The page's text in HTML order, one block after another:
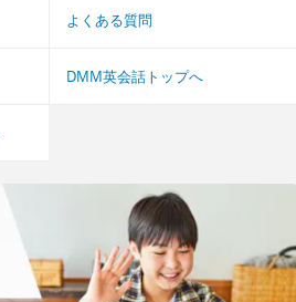
よくある質問
DMM英会話トップへ